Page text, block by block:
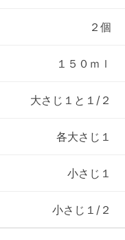
２個
１５０ｍｌ
大さじ１と１/２
各大さじ１
小さじ１
小さじ１/２